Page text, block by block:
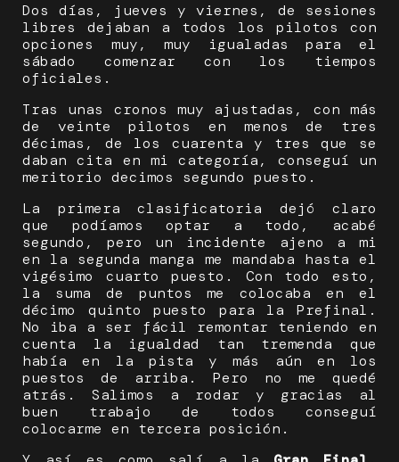
Dos días, jueves y viernes, de sesiones
libres dejaban a todos los pilotos con
opciones muy, muy igualadas para el
sábado comenzar con los tiempos
oficiales.
Tras unas cronos muy ajustadas, con más
de veinte pilotos en menos de tres
décimas, de los cuarenta y tres que se
daban cita en mi categoría, conseguí un
meritorio decimos segundo puesto.
La primera clasificatoria dejó claro
que podíamos optar a todo, acabé
segundo, pero un incidente ajeno a mi
en la segunda manga me mandaba hasta el
vigésimo cuarto puesto. Con todo esto,
la suma de puntos me colocaba en el
décimo quinto puesto para la Prefinal.
No iba a ser fácil remontar teniendo en
cuenta la igualdad tan tremenda que
había en la pista y más aún en los
puestos de arriba. Pero no me quedé
atrás. Salimos a rodar y gracias al
buen trabajo de todos conseguí
colocarme en tercera posición.